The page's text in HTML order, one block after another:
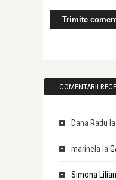
COMENTARII
Dana Radu la
marinela la
Simona